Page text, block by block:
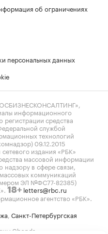
об ограничениях
персональных данных
информационного
регистрации средства
службой
технологий
09.12.2015
издания «РБК»
массовой информации
в сфере связи,
коммуникаций
ЭЛ №ФС77-82385)
18+ letters@rbc.ru
агентство «РБК».
Санкт-Петербургская
Cbonds.